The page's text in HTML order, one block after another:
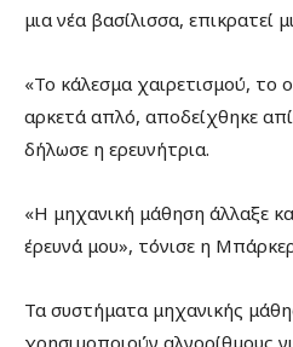
μια νέα βασίλισσα, επικρατεί
«Το κάλεσμα χαιρετισμού, το
αρκετά απλό, αποδείχθηκε
δήλωσε η ερευνήτρια.
«Η μηχανική μάθηση άλλαξε
έρευνά μου», τόνισε η
Τα συστήματα μηχανικής
χρησιμοποιούν αλγορίθμους